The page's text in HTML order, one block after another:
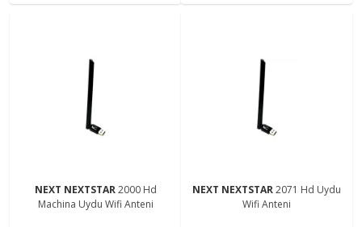
NEXT NEXTSTAR2000 Hd
Machina Uydu Wifi Anteni
NEXT NEXTSTAR2071 Hd Uydu
Wifi Anteni